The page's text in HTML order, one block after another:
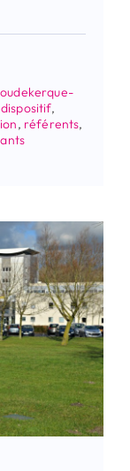
dispositif,
, référents,